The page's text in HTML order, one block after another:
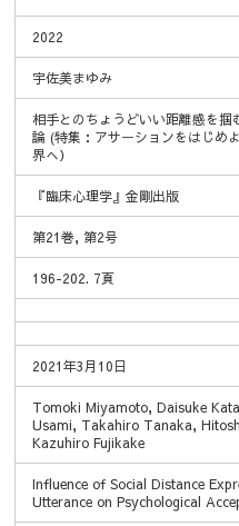
2022
宇佐美まゆみ
相手とのちょうどいい距離感を
論 (特集：アサーションをはじめ
界へ）
『臨床心理学』金剛出版
第21巻, 第2号
196-202. 7頁
2021年3月10日
Tomoki Miyamoto, Daisuke
Usami, Takahiro Tanaka,
Kazuhiro Fujikake
Influence of Social Distance
Utterance on Psychological